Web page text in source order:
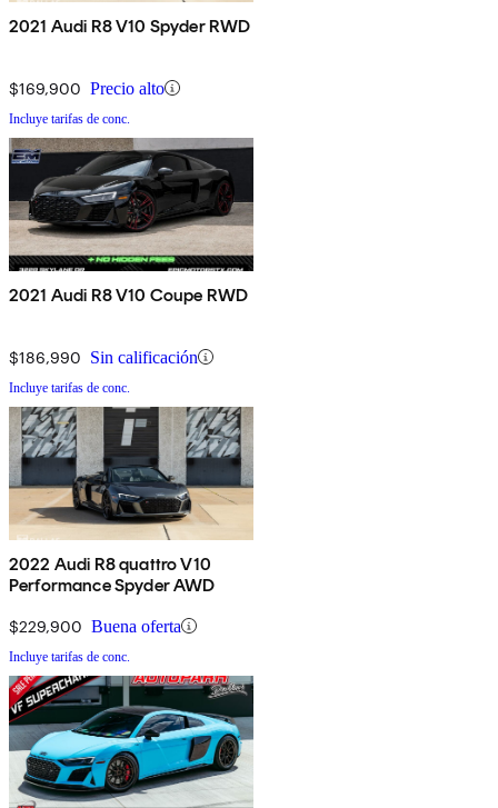
2021 Audi R8 V10 Spyder RWD
$169,900 Precio alto
Incluye tarifas de conc.
2021 Audi R8 V10 Coupe RWD
$186,990 Sin calificación
Incluye tarifas de conc.
2022 Audi R8 quattro V10
Performance Spyder AWD
$229,900 Buena oferta
Incluye tarifas de conc.